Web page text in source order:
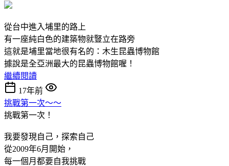
從台中進入埔里的路上
有一座純白色的建築物就豎立在路旁
這就是埔里當地很有名的：木生昆蟲博物館
據說是全亞洲最大的昆蟲博物館喔！
繼續閱讀
17年前
挑戰第一次～～
挑戰第一次！
我要發現自己，探索自己
從2009年6月開始，
每一個月都要自我挑戰